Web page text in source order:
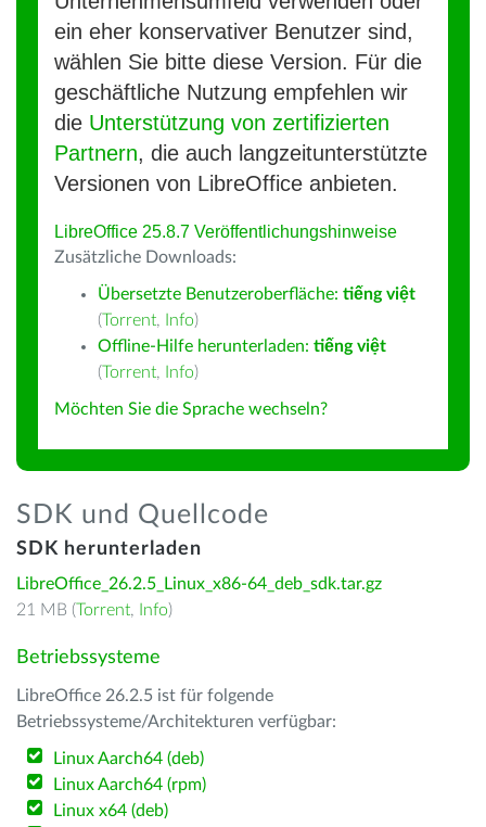
ein eher konservativer Benutzer sind,
wählen Sie bitte diese Version. Für die
geschäftliche Nutzung empfehlen wir
die Unterstützung von zertifizierten
Partnern, die auch langzeitunterstützte
Versionen von LibreOffice anbieten.
LibreOffice 25.8.7 Veröffentlichungshinweise
Zusätzliche Downloads:
Übersetzte Benutzeroberfläche: tiếng việt
(Torrent, Info)
Offline-Hilfe herunterladen: tiếng việt
(Torrent, Info)
Möchten Sie die Sprache wechseln?
SDK und Quellcode
SDK herunterladen
LibreOffice_26.2.5_Linux_x86-64_deb_sdk.tar.gz
21 MB (Torrent, Info)
Betriebssysteme
LibreOffice 26.2.5 ist für folgende
Betriebssysteme/Architekturen verfügbar:
Linux Aarch64 (deb)
Linux Aarch64 (rpm)
Linux x64 (deb)